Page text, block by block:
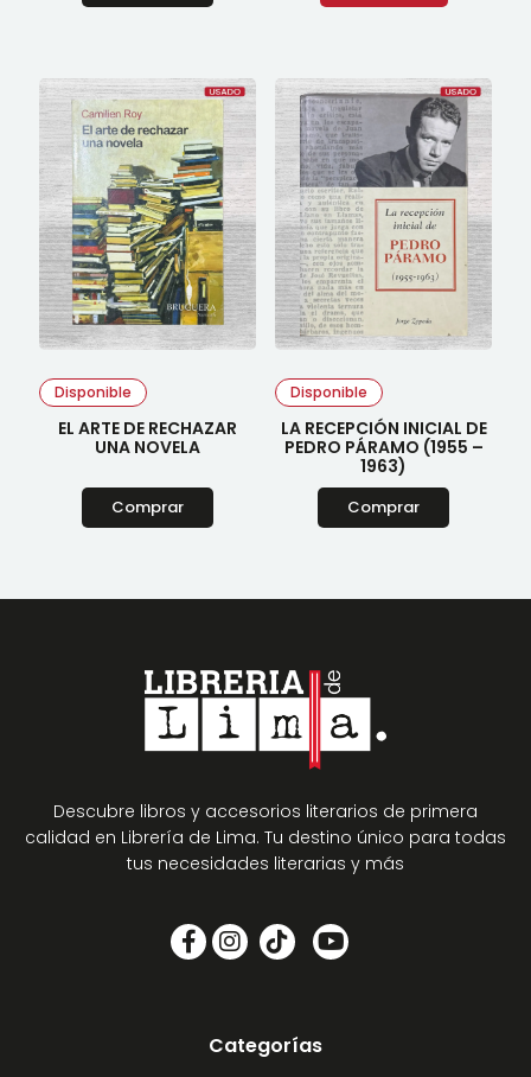
Disponible
EL ARTE DE RECHAZAR
UNA NOVELA
Comprar
Disponible
LA RECEPCIÓN INICIAL DE
PEDRO PÁRAMO (1955 –
1963)
Comprar
Descubre libros y accesorios literarios de primera
calidad en Librería de Lima. Tu destino único para todas
tus necesidades literarias y más
Categorías